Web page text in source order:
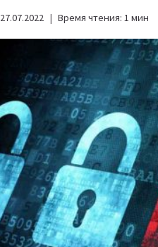
27.07.2022 Время чтения: 1 мин